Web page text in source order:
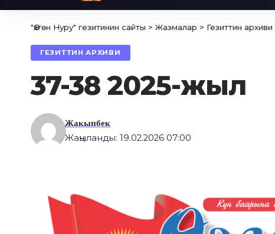
"Өзгөн Нуру" гезитинин сайты > Жазмалар > Гезиттин архиви
ГЕЗИТТИН АРХИВИ
37-38 2025-жыл
Жаңыланды: 19.02.2026 07:00
Жакыпбек